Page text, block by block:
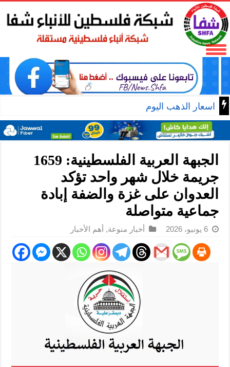
اسعار الذهب اليوم
الجبهة العربية الفلسطينية: 1659
جريمة خلال شهر واحد تؤكد
العدوان على غزة والضفة إبادة
جماعية متواصلة
6 يونيو، 2026 أخبار منوعة, أهم الأخبار